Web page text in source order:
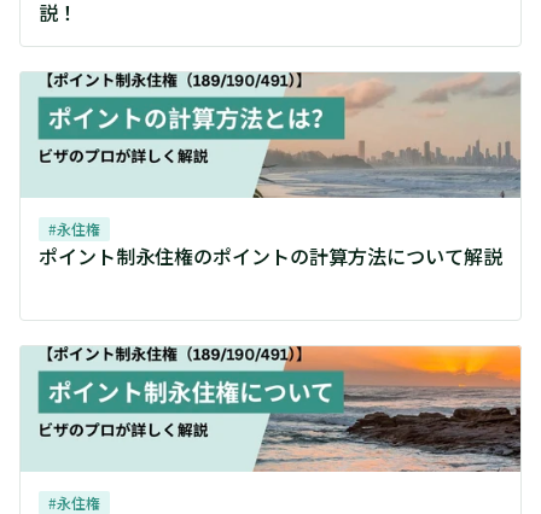
説！
#永住権
ポイント制永住権のポイントの計算方法について解説
#永住権